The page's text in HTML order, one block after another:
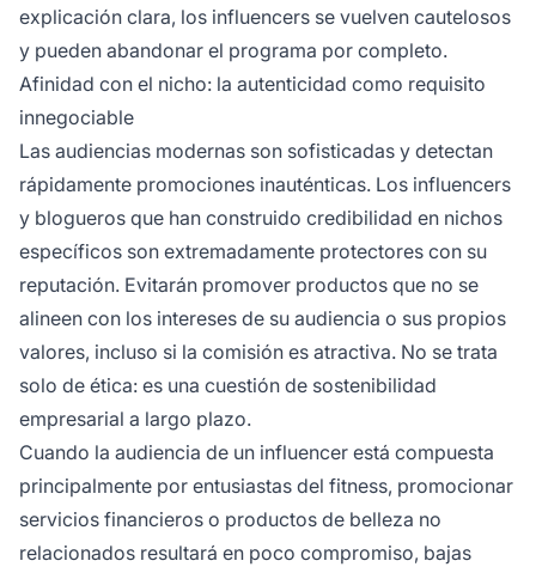
explicación clara, los influencers se vuelven cautelosos
y pueden abandonar el programa por completo.
Afinidad con el nicho: la autenticidad como requisito
innegociable
Las audiencias modernas son sofisticadas y detectan
rápidamente promociones inauténticas. Los influencers
y blogueros que han construido credibilidad en nichos
específicos son extremadamente protectores con su
reputación. Evitarán promover productos que no se
alineen con los intereses de su audiencia o sus propios
valores, incluso si la comisión es atractiva. No se trata
solo de ética: es una cuestión de sostenibilidad
empresarial a largo plazo.
Cuando la audiencia de un influencer está compuesta
principalmente por entusiastas del fitness, promocionar
servicios financieros o productos de belleza no
relacionados resultará en poco compromiso, bajas